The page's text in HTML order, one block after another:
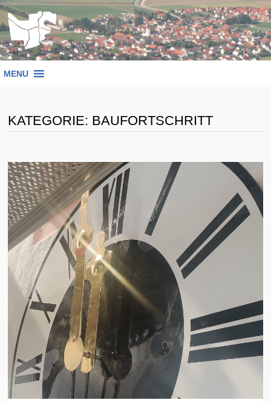
Zum
Inhalt
springen
MENU
KATEGORIE: BAUFORTSCHRITT